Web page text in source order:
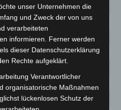
417
0
1060
12,1
1577
54,1
913
12,6
704
9,7
919
39,6
unser Unternehmen die
und Zweck der von uns
verarbeiteten
informieren. Ferner werden
dieser Datenschutzerklärung
Rechte aufgeklärt.
Verantwortlicher
organisatorische Maßnahmen
lückenlosen Schutz der